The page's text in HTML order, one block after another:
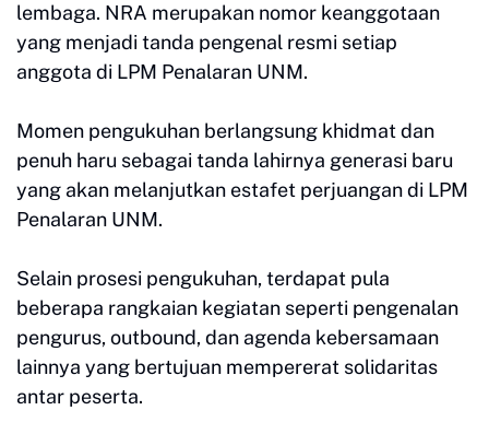
lembaga. NRA merupakan nomor keanggotaan
yang menjadi tanda pengenal resmi setiap
anggota di LPM Penalaran UNM.
Momen pengukuhan berlangsung khidmat dan
penuh haru sebagai tanda lahirnya generasi baru
yang akan melanjutkan estafet perjuangan di LPM
Penalaran UNM.
Selain prosesi pengukuhan, terdapat pula
beberapa rangkaian kegiatan seperti pengenalan
pengurus, outbound, dan agenda kebersamaan
lainnya yang bertujuan mempererat solidaritas
antar peserta.